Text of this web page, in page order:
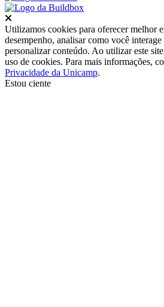
Utilizamos cookies para oferecer melhor
desempenho, analisar como você interage
personalizar conteúdo. Ao utilizar este
uso de cookies. Para mais informações,
Privacidade da Unicamp.
Estou ciente